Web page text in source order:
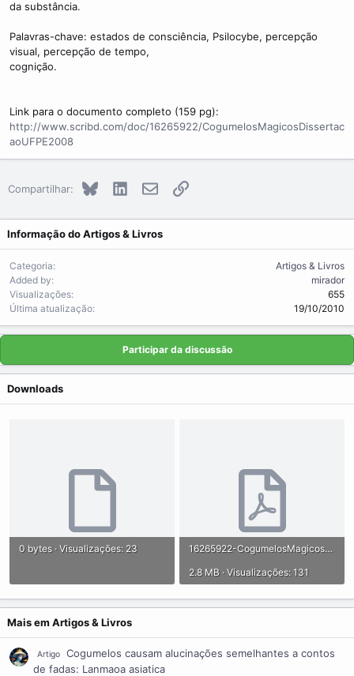
da substância.
Palavras-chave: estados de consciência, Psilocybe, percepção
visual, percepção de tempo,
cognição.
Link para o documento completo (159 pg):
http://www.scribd.com/doc/16265922/CogumelosMagicosDissertac
aoUFPE2008
Compartilhar: Bluesky LinkedInE-mailLink
Informação do Artigos & Livros
Categoria
Artigos & Livros
Added by
mirador
Visualizações
655
Última atualização
19/10/2010
Participar da discussão
Downloads
0 bytes · Visualizações: 23
16265922-CogumelosMagicosDissertacaoUFPE2008.pdf
2.8 MB · Visualizações: 131
Mais em Artigos & Livros
Artigo
Cogumelos causam alucinações semelhantes a contos
de fadas: Lanmaoa asiatica